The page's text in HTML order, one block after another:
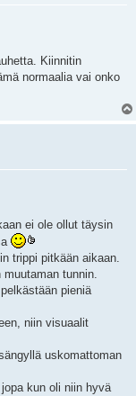
Kiinnitin
normaalia vai onko
ei ole ollut täysin
trippi pitkään aikaan.
tunnin.
pieniä
niin visuaalit
uskomattoman
kun oli niin hyvä